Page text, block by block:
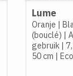
Lume
Oranje |
(bouclé) |
gebruik|
50 cm |